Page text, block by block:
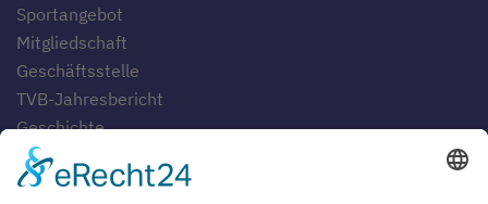
Sportangebot
Mitgliedschaft
Geschäftsstelle
TVB-Jahresbericht
Geschichte
Gaststätten